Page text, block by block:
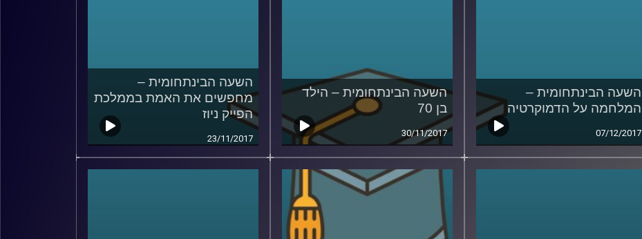
השעה הבינתחומית –
המלחמה על הדמוקרטיה
07/12/2017
השעה הבינתחומית – הילד
בן 70
30/11/2017
השעה הבינתחומית –
מחפשים את האמת בממלכת
הפייק ניוז
23/11/2017